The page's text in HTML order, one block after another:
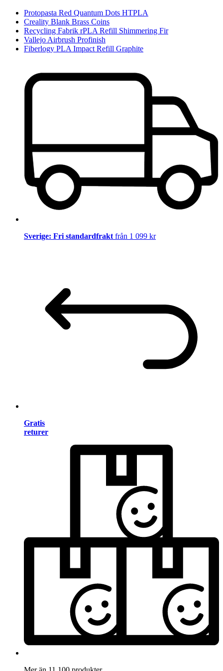
Protopasta Red Quantum Dots HTPLA
Creality Blank Brass Coins
Recycling Fabrik rPLA Refill Shimmering Fir
Vallejo Airbrush Profinish
Fiberlogy PLA Impact Refill Graphite
Sverige: Fri standardfrakt från 1 099 kr
Gratis
returer